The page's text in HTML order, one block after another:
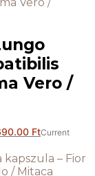
Vero /
FtCurrent